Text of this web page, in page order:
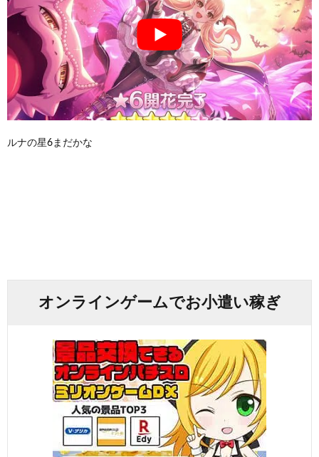
ルナの星6まだかな
オンラインゲームでお小遣い稼ぎ